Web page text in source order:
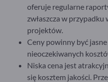
oferuje regularne
zwłaszcza w przypadku
projektów.
Ceny powinny być
nieoczekiwanych
Niska cena jest
się kosztem jakości.